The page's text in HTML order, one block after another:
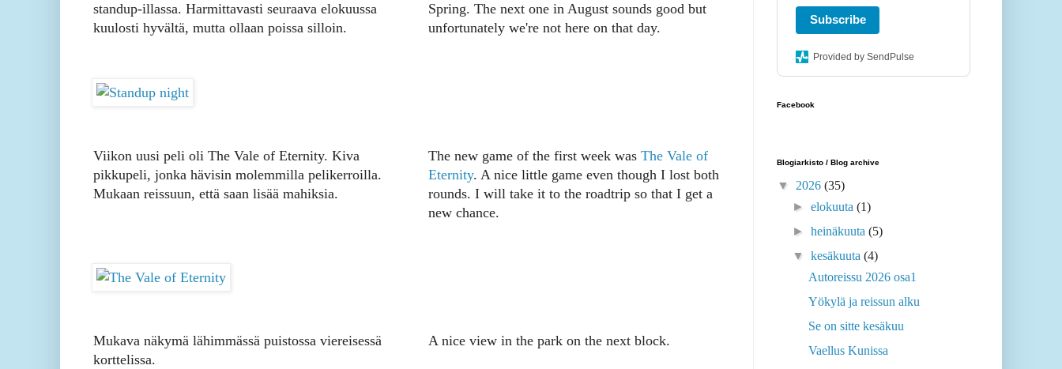
standup-illassa. Harmittavasti seuraava elokuussa
kuulosti hyvältä, mutta ollaan poissa silloin.
Spring. The next one in August sounds good but
unfortunately we're not here on that day.
Viikon uusi peli oli The Vale of Eternity. Kiva
pikkupeli, jonka hävisin molemmilla pelikerroilla.
Mukaan reissuun, että saan lisää mahiksia.
The new game of the first week was The Vale of
Eternity. A nice little game even though I lost both
rounds. I will take it to the roadtrip so that I get a
new chance.
Mukava näkymä lähimmässä puistossa viereisessä
korttelissa.
A nice view in the park on the next block.
Subscribe
Provided by SendPulse
Facebook
Blogiarkisto / Blog archive
▼ 2026 (35)
►elokuuta(1)
►heinäkuuta(5)
▼kesäkuuta(4)
Autoreissu 2026 osa1
Yökylä ja reissun alku
Se on sitte kesäkuu
Vaellus Kunissa